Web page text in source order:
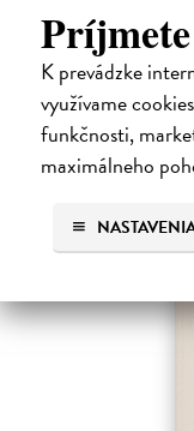
Príjmete
K prevádzke
využívame
funkčnosti,
maximálneho
10,90 €
Ďalšie z